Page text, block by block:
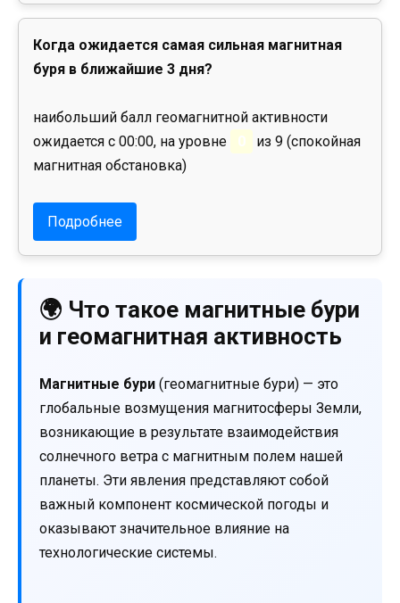
Когда ожидается самая сильная магнитная
буря в ближайшие 3 дня?
наибольший балл геомагнитной активности
ожидается с 00:00, на уровне
0
из 9 (спокойная
магнитная обстановка)
Подробнее
🌍 Что такое магнитные бури
и геомагнитная активность
Магнитные бури (геомагнитные бури) — это
глобальные возмущения магнитосферы Земли,
возникающие в результате взаимодействия
солнечного ветра с магнитным полем нашей
планеты. Эти явления представляют собой
важный компонент космической погоды и
оказывают значительное влияние на
технологические системы.